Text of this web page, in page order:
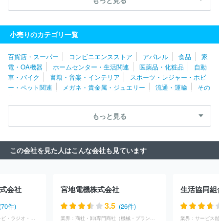
阪神百貨店
株式会社なかむら 株式会社サンディ
株式会社大
近
株式会社ドミー
ユニー株式会社
株式会社近鉄百貨店
株式会社タカラ・エムシ
ー
株式会社平和堂 株式会社ラルズ
生活協同組合コープさっぽ
ろ
株式会社西條 株式会社ヤマザワ 株式会社藤崎
株式会社
ベイシア
株式会社とりせん 株式会社カスミ
株式会社ヨークベ
株式会社フレッセイ
株式会社花正
株式会社東急百貨店 株式会社京急ストア
株式
会社ダイエー
株式会社長崎屋 株式会社三徳
ート
株式会社松屋 株式会社三越伊勢丹 株式会社ヨーク
日
社
株式会社ドン・キホーテ オーケー株式会社
株式会社そご
う・西武
コストコホールセールジャパン株式会社
株式会社マル
エツ
株式会社東急ストア
小売りのカテゴリ一覧
百貨店・スーパー コンビニエンスストア アパレル 食品
家
電・OA機器
ホームセンター・生活関連 医薬品・化粧品
自動
車・バイク
書籍・音楽・インテリア
スポーツ・レジャー・ホビ
ー・ペット関連
メガネ・貴金属・ジュエリー 流通・運輸
その
もっと見る
この会社を見た人はこんな会社も見ています
会社
件)
広告・マスコミ(テレビ・ラジオ・放送)
宮地電機株式会社
3.5 (26件)
業界： 商社・卸(専門商社（機械・プラント）)
生活協同
業界： サービス(